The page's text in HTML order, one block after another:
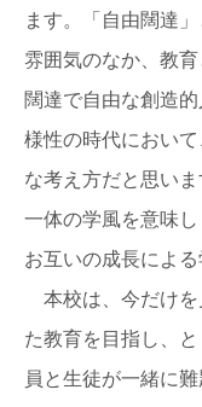
ます。「自由闊達
雰囲気のなか、教
闊達で自由な創造
様性の時代におい
な考え方だと思い
一体の学風を意味し
お互いの成長によ
本校は、今だけを
た教育を目指し、
員と生徒が一緒に